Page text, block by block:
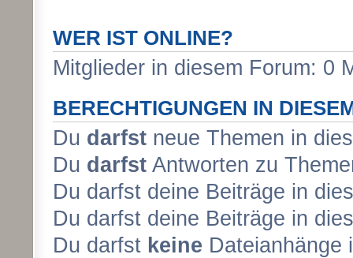
WER IST ONLINE?
Mitglieder in diesem Forum: 0
BERECHTIGUNGEN IN
Du darfst neue Themen in
Du darfst Antworten zu
Du darfst deine Beiträge in
Du darfst deine Beiträge in
Du darfst keine Dateianhänge